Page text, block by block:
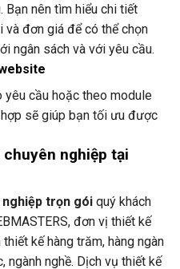
Bạn nên tìm hiểu chi tiết
và đơn giá để có thể chọn
ngân sách và với yêu cầu.
cầu hoặc theo module
sẽ giúp bạn tối ưu được
nghiệp tại
trọn gói quý khách
đơn vị thiết kế
kế hàng trăm, hàng ngàn
nghề. Dịch vụ thiết kế